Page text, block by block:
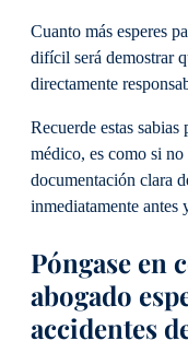
Cuanto más esperes
difícil será demostrar
directamente
Recuerde estas
médico, es como si
documentación clara
inmediatamente antes
Póngase en
abogado
accidentes